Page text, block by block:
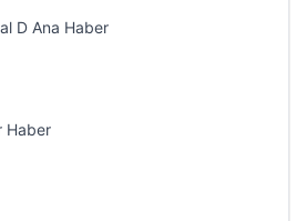
D Ana Haber
Haber